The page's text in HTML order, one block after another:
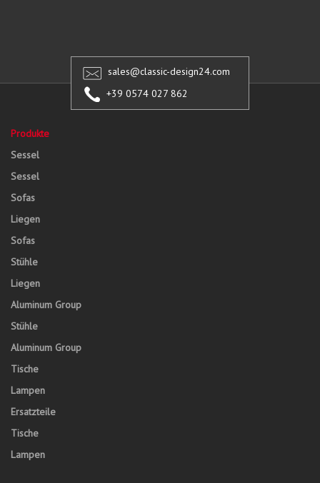
sales@classic-design24.com
+39 0574 027 862
Produkte
Sessel
Sessel
Sofas
Liegen
Sofas
Stühle
Liegen
Aluminum Group
Stühle
Aluminum Group
Tische
Lampen
Ersatzteile
Tische
Lampen